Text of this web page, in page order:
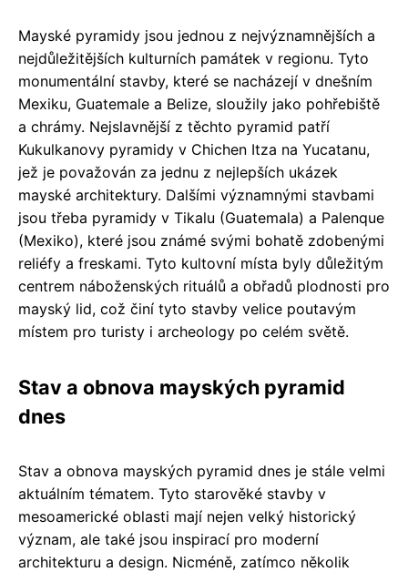
Mayské pyramidy jsou jednou z nejvýznamnějších a
nejdůležitějších kulturních památek v regionu. Tyto
monumentální stavby, které se nacházejí v dnešním
Mexiku, Guatemale a Belize, sloužily jako pohřebiště
a chrámy. Nejslavnější z těchto pyramid patří
Kukulkanovy pyramidy v Chichen Itza na Yucatanu,
jež je považován za jednu z nejlepších ukázek
mayské architektury. Dalšími významnými stavbami
jsou třeba pyramidy v Tikalu (Guatemala) a Palenque
(Mexiko), které jsou známé svými bohatě zdobenými
reliéfy a freskami. Tyto kultovní místa byly důležitým
centrem náboženských rituálů a obřadů plodnosti pro
mayský lid, což činí tyto stavby velice poutavým
místem pro turisty i archeology po celém světě.
Stav a obnova mayských pyramid
dnes
Stav a obnova mayských pyramid dnes je stále velmi
aktuálním tématem. Tyto starověké stavby v
mesoamerické oblasti mají nejen velký historický
význam, ale také jsou inspirací pro moderní
architekturu a design. Nicméně, zatímco několik